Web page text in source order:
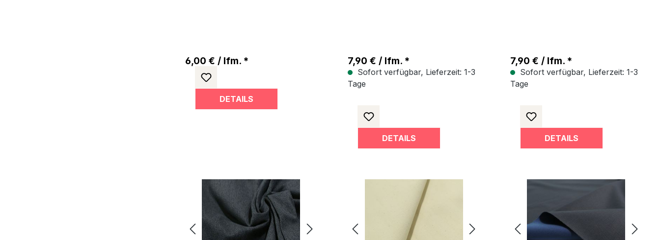
6,00 € / lfm. *
DETAILS
7,90 € / lfm. *
Sofort verfügbar, Lieferzeit: 1-3
Tage
DETAILS
7,90 € / lfm. *
Sofort verfügbar, Lieferzeit: 1-3
Tage
DETAILS